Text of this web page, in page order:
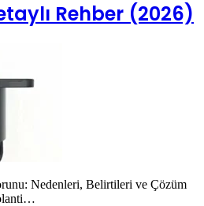
Rehber (2026)
Nedenleri, Belirtileri ve Çözüm